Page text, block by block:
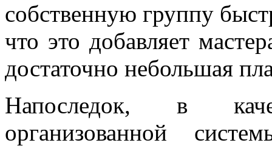
собственную группу
что это добавляет
достаточно небольшая
Напоследок, в
организованной